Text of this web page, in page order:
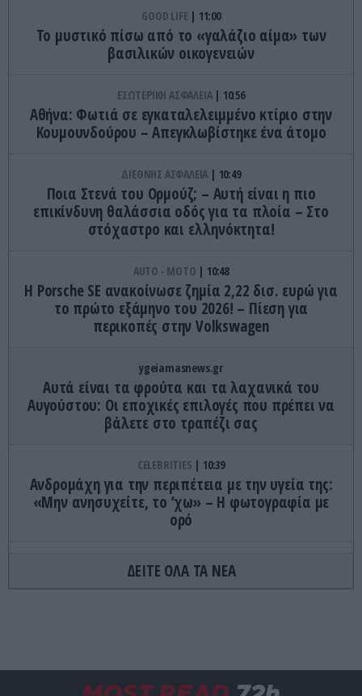
GOOD LIFE 11:00
Το μυστικό πίσω από το «γαλάζιο αίμα» των
βασιλικών οικογενειών
ΕΣΩΤΕΡΙΚΗ ΑΣΦΑΛΕΙΑ 10:56
Αθήνα: Φωτιά σε εγκαταλελειμμένο κτίριο στην
Κουμουνδούρου – Απεγκλωβίστηκε ένα άτομο
ΔΙΕΘΝΗΣ ΑΣΦΑΛΕΙΑ 10:49
Ποια Στενά του Ορμούζ; – Αυτή είναι η πιο
επικίνδυνη θαλάσσια οδός για τα πλοία – Στο
στόχαστρο και ελληνόκτητα!
AUTO - MOTO 10:48
Η Porsche SE ανακοίνωσε ζημία 2,22 δισ. ευρώ για
το πρώτο εξάμηνο του 2026! – Πίεση για
περικοπές στην Volkswagen
ygeiamasnews.gr
Αυτά είναι τα φρούτα και τα λαχανικά του
Αυγούστου: Οι εποχικές επιλογές που πρέπει να
βάλετε στο τραπέζι σας
CELEBRITIES 10:39
Ανδρομάχη για την περιπέτεια με την υγεία της:
«Μην ανησυχείτε, το ’χω» – H φωτογραφία με
ορό
ΚΟΣΜΟΣ 10:38
Ο ευφάνταστος τρόπος πρατηρίου καυσίμων στη
ΔΕΙΤΕ ΟΛΑ ΤΑ ΝΕΑ